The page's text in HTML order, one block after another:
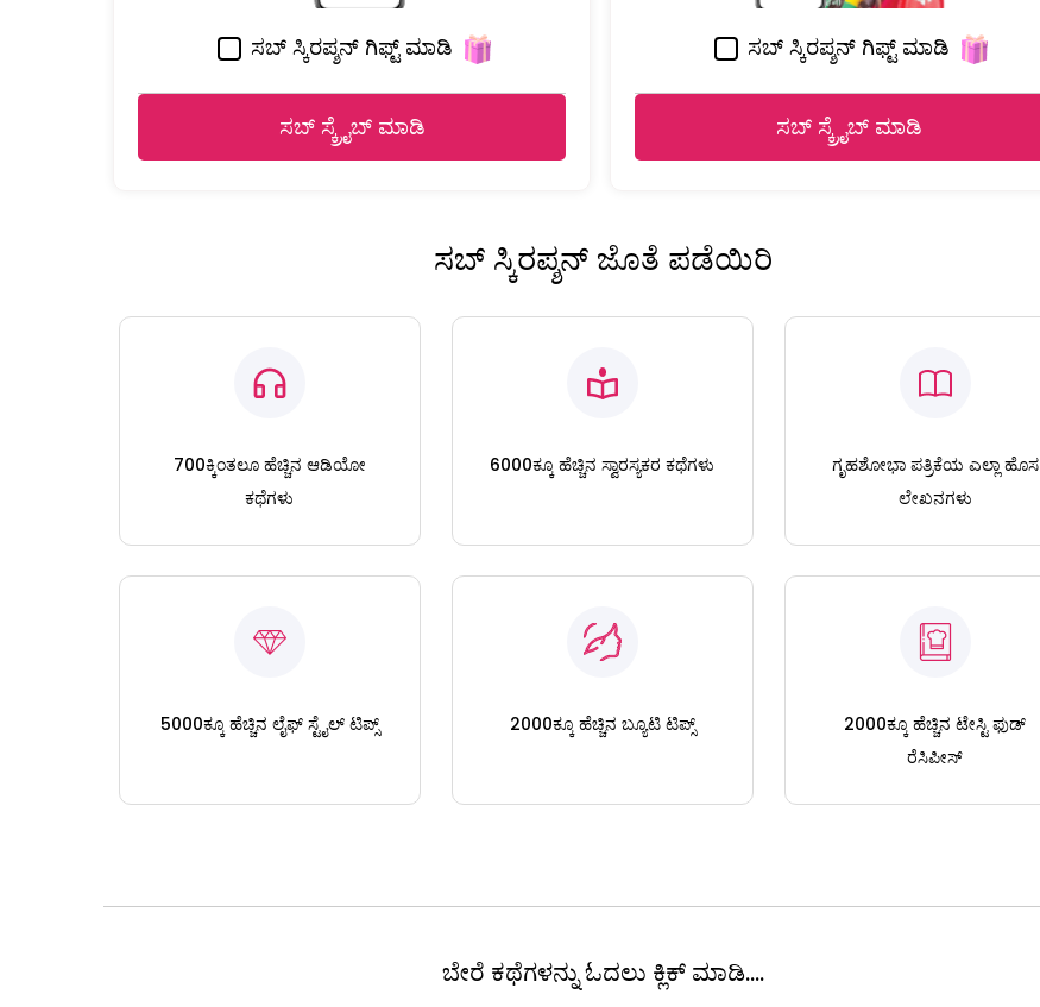
ಸಬ್ ಸ್ಕಿರಪ್ಶನ್ ಗಿಫ್ಟ್ ಮಾಡಿ
ಸಬ್ ಸ್ಕ್ರೈಬ್ ಮಾಡಿ
ಸಬ್ ಸ್ಕಿರಪ್ಶನ್ ಗಿಫ್ಟ್ ಮಾಡಿ
ಸಬ್ ಸ್ಕ್ರೈಬ್ ಮಾಡಿ
ಸಬ್ ಸ್ಕಿರಪ್ಶನ್ ಜೊತೆ ಪಡೆಯಿರಿ
700ಕ್ಕಿಂತಲೂ ಹೆಚ್ಚಿನ ಆಡಿಯೋ
ಕಥೆಗಳು
6000ಕ್ಕೂ ಹೆಚ್ಚಿನ ಸ್ವಾರಸ್ಯಕರ ಕಥೆಗಳು
ಗೃಹಶೋಭಾ ಪತ್ರಿಕೆಯ ಎಲ್ಲಾ ಹೊಸ
ಲೇಖನಗಳು
5000ಕ್ಕೂ ಹೆಚ್ಚಿನ ಲೈಫ್ ಸ್ಟೈಲ್ ಟಿಪ್ಸ್ 2000ಕ್ಕೂ ಹೆಚ್ಚಿನ ಬ್ಯೂಟಿ ಟಿಪ್ಸ್
2000ಕ್ಕೂ ಹೆಚ್ಚಿನ ಟೇಸ್ಟಿ ಫುಡ್
ರೆಸಿಪೀಸ್
ಬೇರೆ ಕಥೆಗಳನ್ನು ಓದಲು ಕ್ಲಿಕ್ ಮಾಡಿ....